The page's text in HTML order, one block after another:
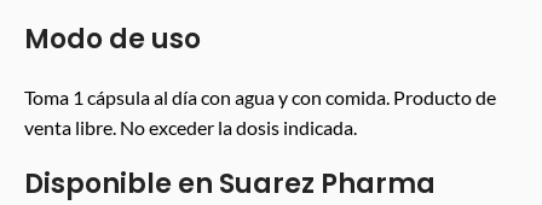
Modo de uso
Toma 1 cápsula al día con agua y con comida. Producto de
venta libre. No exceder la dosis indicada.
Disponible en Suarez Pharma